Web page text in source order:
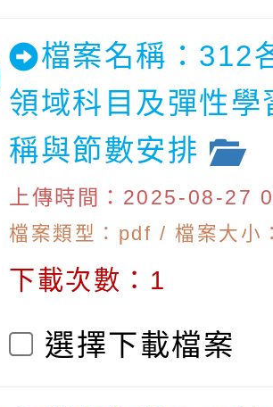
檔案名稱：312
領域科目及彈性學
稱與節數安排
上傳時間：2025-08-27
檔案類型：pdf / 檔案大小
下載次數：1
選擇下載檔案